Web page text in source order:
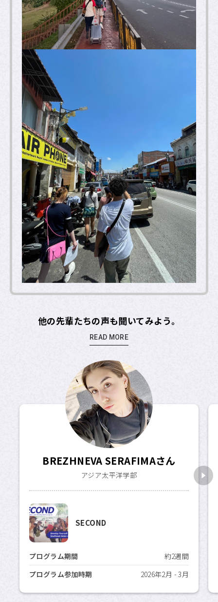
他の先輩たちの声も聞いてみよう。
READ MORE
BREZHNEVA SERAFIMAさん
アジア太平洋学部
SECOND
プログラム期間
約2週間
プログラム参加時期
2026年2月 - 3月